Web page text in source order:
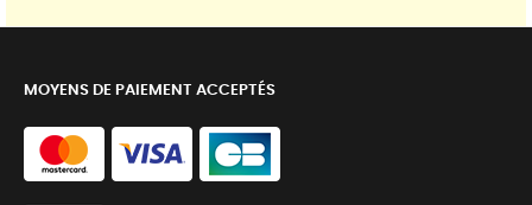
MOYENS DE PAIEMENT ACCEPTÉS